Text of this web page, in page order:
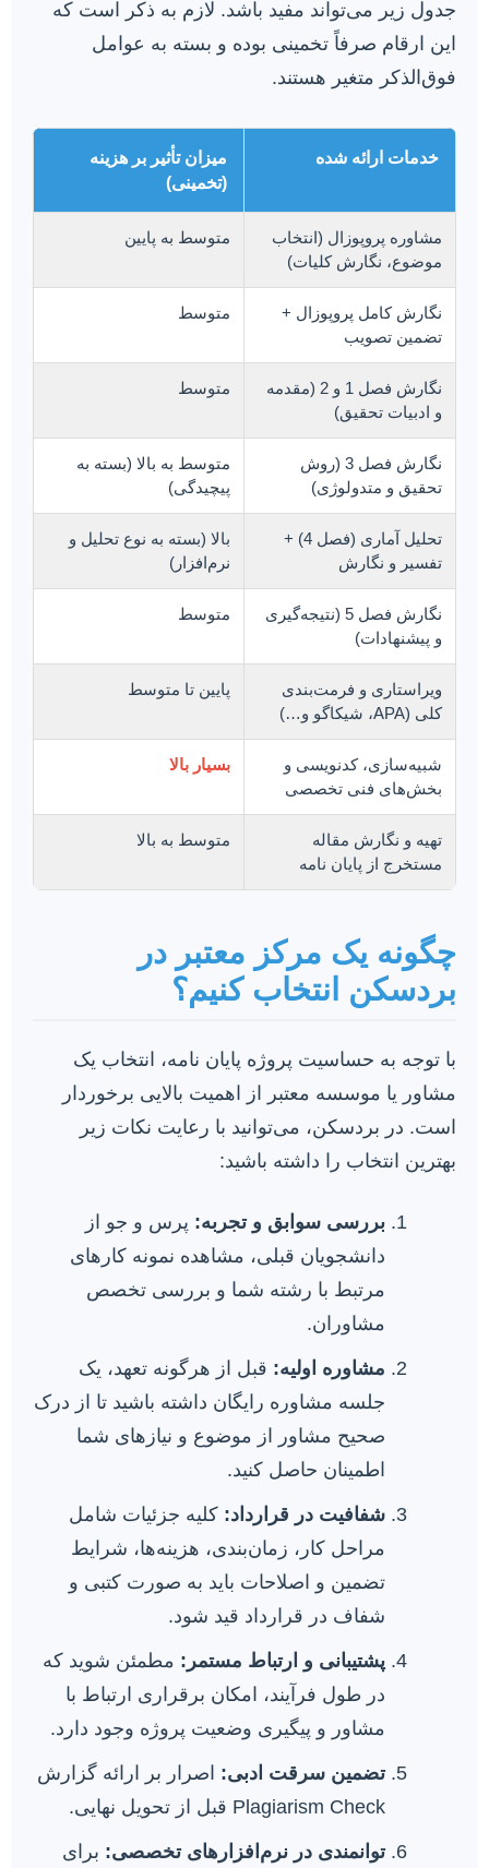
جدول زیر می‌تواند مفید باشد. لازم به ذکر است که
این ارقام صرفاً تخمینی بوده و بسته به عوامل
فوق‌الذکر متغیر هستند.
خدمات ارائه شده
میزان تأثیر بر هزینه
(تخمینی)
مشاوره پروپوزال (انتخاب
موضوع، نگارش کلیات)
متوسط به پایین
نگارش کامل پروپوزال +
تضمین تصویب
متوسط
نگارش فصل 1 و 2 (مقدمه
و ادبیات تحقیق)
متوسط
نگارش فصل 3 (روش
تحقیق و متدولوژی)
متوسط به بالا (بسته به
پیچیدگی)
تحلیل آماری (فصل 4) +
تفسیر و نگارش
بالا (بسته به نوع تحلیل و
نرم‌افزار)
نگارش فصل 5 (نتیجه‌گیری
و پیشنهادات)
متوسط
ویراستاری و فرمت‌بندی
کلی (APA، شیکاگو و…)
پایین تا متوسط
شبیه‌سازی، کدنویسی و
بخش‌های فنی تخصصی
بسیار بالا
تهیه و نگارش مقاله
مستخرج از پایان نامه
متوسط به بالا
چگونه یک مرکز معتبر در
بردسکن انتخاب کنیم؟
با توجه به حساسیت پروژه پایان نامه، انتخاب یک
مشاور یا موسسه معتبر از اهمیت بالایی برخوردار
است. در بردسکن، می‌توانید با رعایت نکات زیر
بهترین انتخاب را داشته باشید:
بررسی سوابق و تجربه: پرس و جو از
دانشجویان قبلی، مشاهده نمونه کارهای
مرتبط با رشته شما و بررسی تخصص
مشاوران.
مشاوره اولیه: قبل از هرگونه تعهد، یک
جلسه مشاوره رایگان داشته باشید تا از درک
صحیح مشاور از موضوع و نیازهای شما
اطمینان حاصل کنید.
شفافیت در قرارداد: کلیه جزئیات شامل
مراحل کار، زمان‌بندی، هزینه‌ها، شرایط
تضمین و اصلاحات باید به صورت کتبی و
شفاف در قرارداد قید شود.
پشتیبانی و ارتباط مستمر: مطمئن شوید که
در طول فرآیند، امکان برقراری ارتباط با
مشاور و پیگیری وضعیت پروژه وجود دارد.
تضمین سرقت ادبی: اصرار بر ارائه گزارش
Plagiarism Check قبل از تحویل نهایی.
توانمندی در نرم‌افزارهای تخصصی: برای